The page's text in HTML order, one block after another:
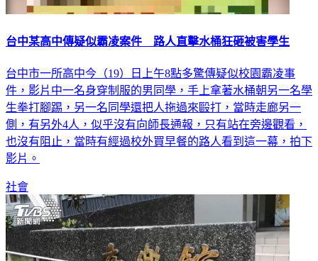
台中某高中傳疑似霸凌案件 路人直擊水桶狂砸被害學生
台中市一所高中今（19）日上午8點多驚傳疑似校園霸凌事
件，影片中一名身穿制服的男同學，手上拿著水桶朝另一名學
生拳打腳踢，另一名同學還把人拖過來毆打，當時走廊另一
側，有另外4人，似乎沒有向師長通報，只有站在旁邊觀看，
也沒有阻止，當時有經過校外買早餐的路人看到這一幕，拍下
影片。
社會